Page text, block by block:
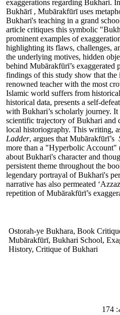
exaggerations regarding Bukhari.
Bukhārī , Mubārakfūrī uses
Bukhari's teaching in a grand
article critiques this symbolic
prominent examples of
highlighting its flaws, challenges,
the underlying motives, hidden
behind Mubārakfūrī’s
findings of this study show that the
renowned teacher with the most
Islamic world suffers from
historical data, presents a self-
with Bukhari’s scholarly journey.
scientific trajectory of Bukhari and
local historiography. This writing,
Ladder, argues that Mubārakfūrī’s
more than a "Hyperbolic Account"
about Bukhari's character and
persistent theme throughout the
legendary portrayal of Bukhari's
narrative has also permeated
repetition of Mubārakfūrī’s
Ostorah-ye Bukhara, Book
Mubārakfūrī, Bukhari School,
History, Critique of Bukhari